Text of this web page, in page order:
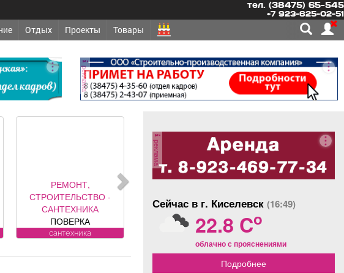
тел. (38475) 65-545
+7 923-625-02-51
Отдых Проекты Товары
реклама
РЕМОНТ,
СТРОИТЕЛЬСТВО -
САНТЕХНИКА
ПОВЕРКА
ВОДОСЧЕТЧИКОВ на
замена, регистрация.
сантехника
реклама
Сейчас в г. Киселевск (16:49)
22.8 Co
облачно с прояснениями
Подробнее